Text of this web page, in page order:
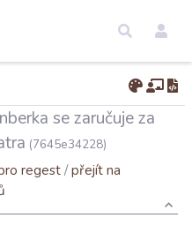
se zaručuje za
(7645e34228)
regest/přejít na